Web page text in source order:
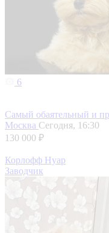
6
Самый обаятельный и
Москва Сегодня, 16:30
130 000 ₽
Корлофф Нуар
Заводчик